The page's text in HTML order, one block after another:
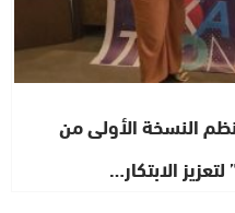
النسخة الأولى من